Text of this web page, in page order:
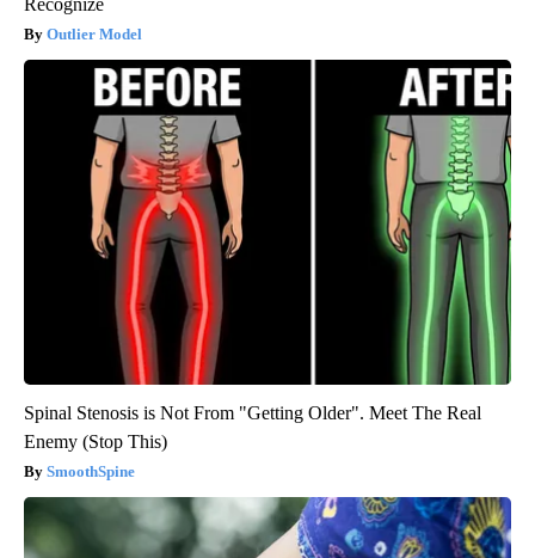
Outlier Model
Spinal Stenosis is Not From "Getting Older". Meet The Real
Enemy (Stop This)
SmoothSpine